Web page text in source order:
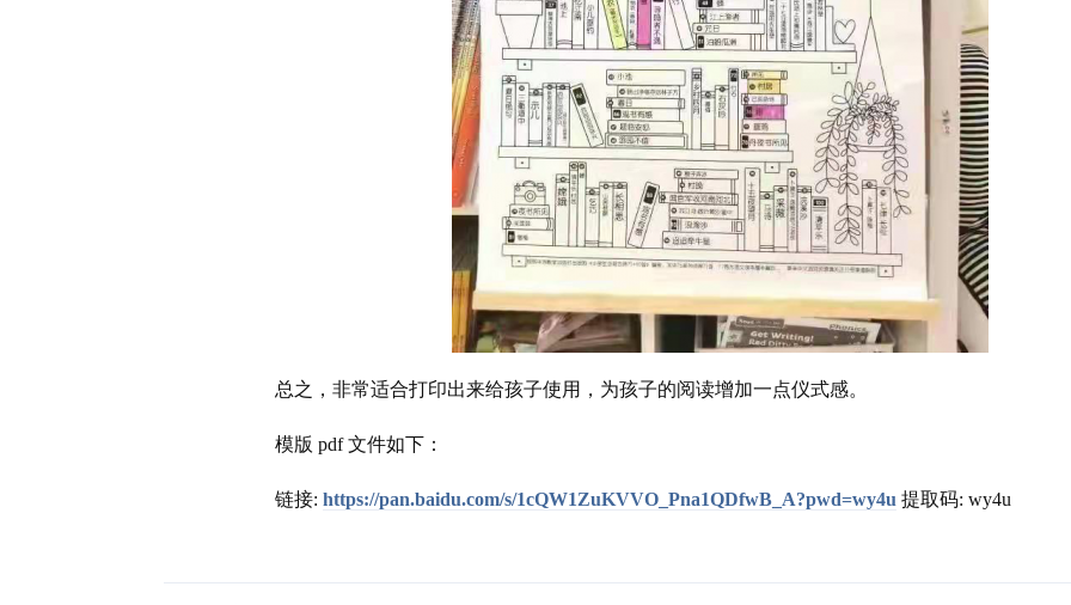
总之，非常适合打印出来给孩子使用，为孩子的阅读增加一点仪式感。
模版 pdf 文件如下：
链接: https://pan.baidu.com/s/1cQW1ZuKVVO_Pna1QDfwB_A?pwd=wy4u 提取码: wy4u